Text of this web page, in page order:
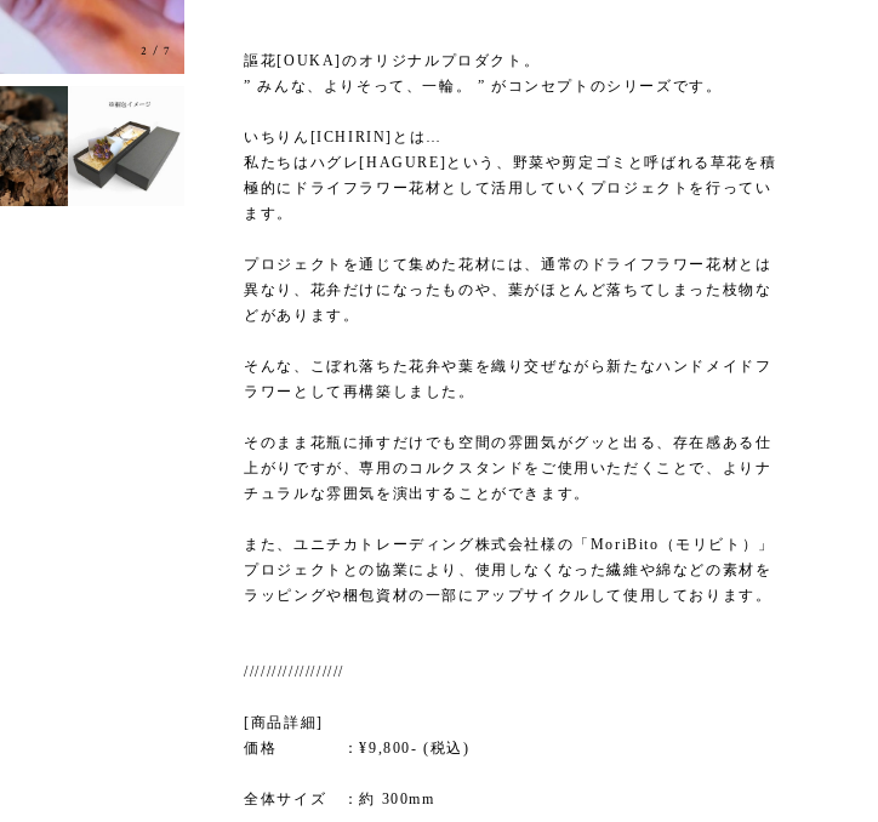
3 /7
謳花[OUKA]のオリジナルプロダクト。
” みんな、よりそって、一輪。 ” がコンセプトのシリーズです。
いちりん[ICHIRIN]とは…
私たちはハグレ[HAGURE]という、野菜や剪定ゴミと呼ばれる草花を積
極的にドライフラワー花材として活用していくプロジェクトを行ってい
ます。
プロジェクトを通じて集めた花材には、通常のドライフラワー花材とは
異なり、花弁だけになったものや、葉がほとんど落ちてしまった枝物な
どがあります。
そんな、こぼれ落ちた花弁や葉を織り交ぜながら新たなハンドメイドフ
ラワーとして再構築しました。
そのまま花瓶に挿すだけでも空間の雰囲気がグッと出る、存在感ある仕
上がりですが、専用のコルクスタンドをご使用いただくことで、よりナ
チュラルな雰囲気を演出することができます。
また、ユニチカトレーディング株式会社様の「MoriBito（モリビト）」
プロジェクトとの協業により、使用しなくなった繊維や綿などの素材を
ラッピングや梱包資材の一部にアップサイクルして使用しております。
//////////////////
[商品詳細]
価格 ：¥9,800- (税込)
全体サイズ ：約 300mm